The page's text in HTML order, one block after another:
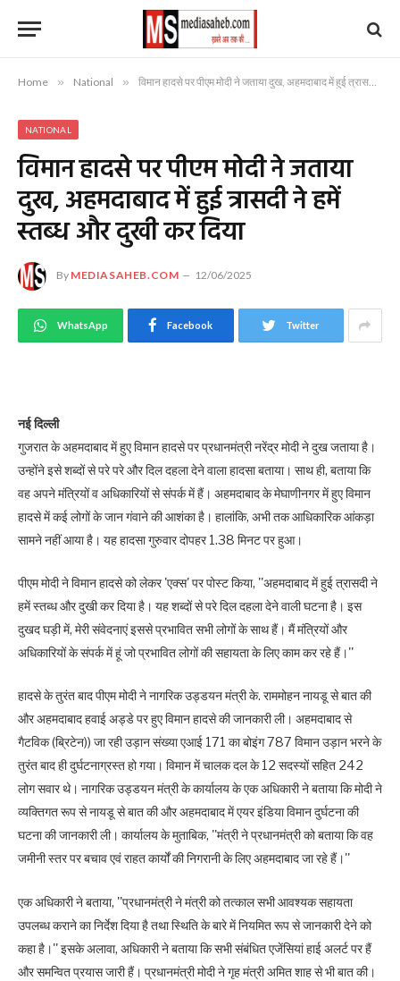
Home » National » विमान हादसे पर पीएम मोदी ने जताया दुख, अहमदाबाद में हुई त्रासदी ने हमें स्तब्ध और दुखी कर दिया
NATIONAL
विमान हादसे पर पीएम मोदी ने जताया
दुख, अहमदाबाद में हुई त्रासदी ने हमें
स्तब्ध और दुखी कर दिया
By MEDIASAHEB.COM 12/06/2025
WhatsApp Facebook Twitter
नई दिल्ली
गुजरात के अहमदाबाद में हुए विमान हादसे पर प्रधानमंत्री नरेंद्र मोदी ने दुख जताया है।
उन्होंने इसे शब्दों से परे परे और दिल दहला देने वाला हादसा बताया। साथ ही, बताया कि
वह अपने मंत्रियों व अधिकारियों से संपर्क में हैं। अहमदाबाद के मेघाणीनगर में हुए विमान
हादसे में कई लोगों के जान गंवाने की आशंका है। हालांकि, अभी तक आधिकारिक आंकड़ा
सामने नहीं आया है। यह हादसा गुरुवार दोपहर 1.38 मिनट पर हुआ।
पीएम मोदी ने विमान हादसे को लेकर 'एक्स' पर पोस्ट किया, ''अहमदाबाद में हुई त्रासदी ने
हमें स्तब्ध और दुखी कर दिया है। यह शब्दों से परे दिल दहला देने वाली घटना है। इस
दुखद घड़ी में, मेरी संवेदनाएं इससे प्रभावित सभी लोगों के साथ हैं। मैं मंत्रियों और
अधिकारियों के संपर्क में हूं जो प्रभावित लोगों की सहायता के लिए काम कर रहे हैं।''
हादसे के तुरंत बाद पीएम मोदी ने नागरिक उड्डयन मंत्री के. राममोहन नायडू से बात की
और अहमदाबाद हवाई अड्डे पर हुए विमान हादसे की जानकारी ली। अहमदाबाद से
गैटविक (ब्रिटेन)) जा रही उड़ान संख्या एआई 171 का बोइंग 787 विमान उड़ान भरने के
तुरंत बाद ही दुर्घटनाग्रस्त हो गया। विमान में चालक दल के 12 सदस्यों सहित 242
लोग सवार थे। नागरिक उड्डयन मंत्री के कार्यालय के एक अधिकारी ने बताया कि मोदी ने
व्यक्तिगत रूप से नायडू से बात की और अहमदाबाद में एयर इंडिया विमान दुर्घटना की
घटना की जानकारी ली। कार्यालय के मुताबिक, ''मंत्री ने प्रधानमंत्री को बताया कि वह
जमीनी स्तर पर बचाव एवं राहत कार्यों की निगरानी के लिए अहमदाबाद जा रहे हैं।''
एक अधिकारी ने बताया, ''प्रधानमंत्री ने मंत्री को तत्काल सभी आवश्यक सहायता
उपलब्ध कराने का निर्देश दिया है तथा स्थिति के बारे में नियमित रूप से जानकारी देने को
कहा है।'' इसके अलावा, अधिकारी ने बताया कि सभी संबंधित एजेंसियां ​​हाई अलर्ट पर हैं
और समन्वित प्रयास जारी हैं। प्रधानमंत्री मोदी ने गृह मंत्री अमित शाह से भी बात की।